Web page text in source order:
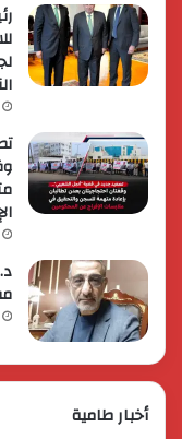
أخبار طامية